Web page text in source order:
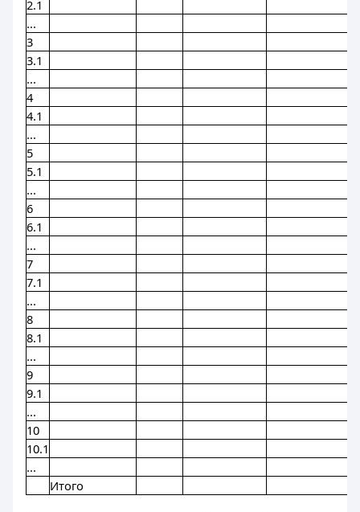
2.1
...
3
3.1
...
4
4.1
...
5
5.1
...
6
6.1
...
7
7.1
...
8
8.1
...
9
9.1
...
10
10.1
...
Итого